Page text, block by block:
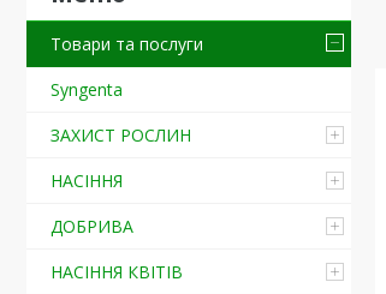
Товари та послуги
Syngenta
ЗАХИСТ РОСЛИН
НАСІННЯ
ДОБРИВА
НАСІННЯ КВІТІВ